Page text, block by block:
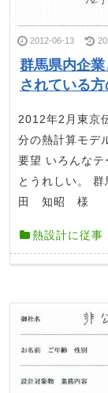
2012-06-13
群馬県内企
されている
2012年2月東京
分の熱計算モデ
要望 いろんなテ
とうれしい。
田 知昭 様
熱設計に従